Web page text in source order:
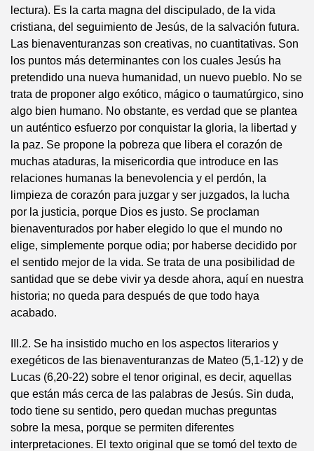
lectura). Es la carta magna del discipulado, de la vida
cristiana, del seguimiento de Jesús, de la salvación futura.
Las bienaventuranzas son creativas, no cuantitativas. Son
los puntos más determinantes con los cuales Jesús ha
pretendido una nueva humanidad, un nuevo pueblo. No se
trata de proponer algo exótico, mágico o taumatúrgico, sino
algo bien humano. No obstante, es verdad que se plantea
un auténtico esfuerzo por conquistar la gloria, la libertad y
la paz. Se propone la pobreza que libera el corazón de
muchas ataduras, la misericordia que introduce en las
relaciones humanas la benevolencia y el perdón, la
limpieza de corazón para juzgar y ser juzgados, la lucha
por la justicia, porque Dios es justo. Se proclaman
bienaventurados por haber elegido lo que el mundo no
elige, simplemente porque odia; por haberse decidido por
el sentido mejor de la vida. Se trata de una posibilidad de
santidad que se debe vivir ya desde ahora, aquí en nuestra
historia; no queda para después de que todo haya
acabado.
III.2. Se ha insistido mucho en los aspectos literarios y
exegéticos de las bienaventuranzas de Mateo (5,1-12) y de
Lucas (6,20-22) sobre el tenor original, es decir, aquellas
que están más cerca de las palabras de Jesús. Sin duda,
todo tiene su sentido, pero quedan muchas preguntas
sobre la mesa, porque se permiten diferentes
interpretaciones. El texto original que se tomó del texto de